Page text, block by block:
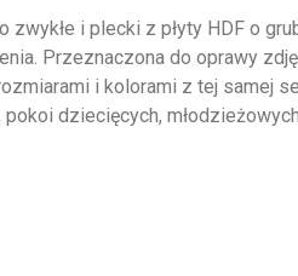
i plecki z płyty HDF o
Przeznaczona do oprawy
i kolorami z tej samej
dziecięcych,